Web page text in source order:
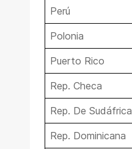
Perú
Polonia
Puerto Rico
Rep. Checa
Rep. De Sudáfrica
Rep. Dominicana